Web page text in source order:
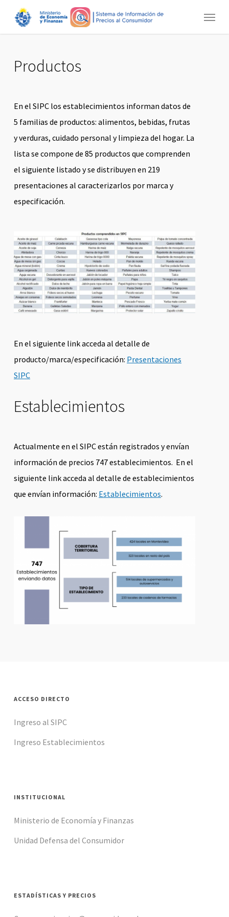
Menu
Productos
En el SIPC los establecimientos informan datos de
5 familias de productos: alimentos, bebidas, frutas
y verduras, cuidado personal y limpieza del hogar. La
lista se compone de 85 productos que comprenden
el siguiente listado y se distribuyen en 219
presentaciones al caracterizarlos por marca y
especificación.
En el siguiente link acceda al detalle de
producto/marca/especificación: Presentaciones
SIPC
Establecimientos
Actualmente en el SIPC están registrados y envían
información de precios 747 establecimientos. En el
siguiente link acceda al detalle de establecimientos
que envían información: Establecimientos.
ACCESO DIRECTO
Ingreso al SIPC
Ingreso Establecimientos
INSTITUCIONAL
Ministerio de Economía y Finanzas
Unidad Defensa del Consumidor
ESTADÍSTICAS Y PRECIOS